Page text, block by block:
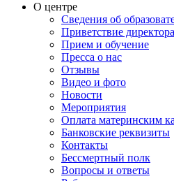
О центре
Сведения об
Приветствие директора
Прием и обучение
Пресса о нас
Отзывы
Видео и фото
Новости
Мероприятия
Оплата материнским
Банковские реквизиты
Контакты
Бессмертный полк
Вопросы и ответы